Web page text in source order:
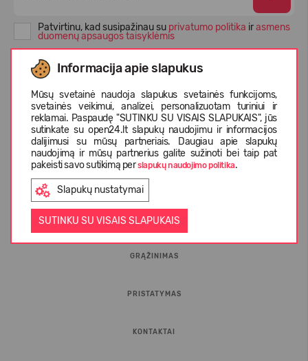
Informacija apie slapukus
Mūsų svetainė naudoja slapukus svetainės funkcijoms,
svetainės veikimui, analizei, personalizuotam turiniui ir
reklamai. Paspaudę "SUTINKU SU VISAIS SLAPUKAIS", jūs
sutinkate su open24.lt slapukų naudojimu ir informacijos
dalijimusi su mūsų partneriais. Daugiau apie slapukų
naudojimą ir mūsų partnerius galite sužinoti bei taip pat
pakeisti savo sutikimą perslapukų naudojimo politika.
Slapukų nustatymai
SUTINKU SU VISAIS SLAPUKAIS
Patvirtinu, kad susipažinau su privatumo politika irasmens
duomenų apsaugos taisyklėmis
INFORMACIJA PIRKĖJUI
D.U.K.
GRĄŽINIMAS
PRISTATYMAS
KONTAKTAI